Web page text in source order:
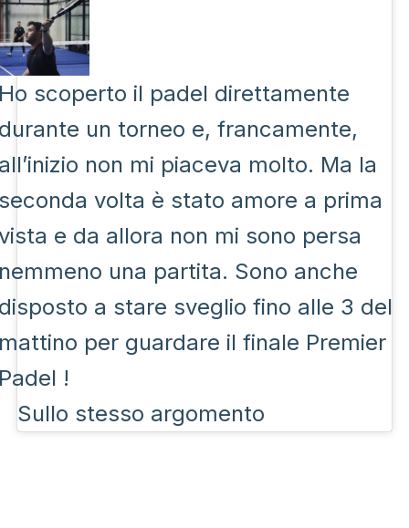
scoperto il padel direttamente
un torneo e, francamente,
non mi piaceva molto. Ma la
volta è stato amore a prima
e da allora non mi sono persa
una partita. Sono anche
a stare sveglio fino alle 3 del
per guardare il finale Premier
!
Sullo stesso argomento